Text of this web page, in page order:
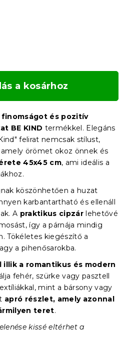
a kosárhoz
finomságot és pozitív
BE KIND termékkel. Elegáns
felirat nemcsak stílust,
örömet okoz önnek és
45x45 cm, ami ideális a
köszönhetően a huzat
karbantartható és ellenáll
A praktikus cipzár lehetővé
így a párnája mindig
Tökéletes kiegészítő a
a pihenősarokba.
illik a romantikus és modern
fehér, szürke vagy pasztell
mint a bársony vagy
apró részlet, amely azonnal
teret.
kissé eltérhet a